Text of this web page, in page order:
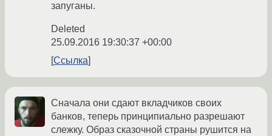
запуганы.
Deleted
25.09.2016 19:30:37 +00:00
Ссылка
Сначала они сдают вкладчиков своих
банков, теперь принципиально разрешают
слежку. Образ сказочной страны рушится на